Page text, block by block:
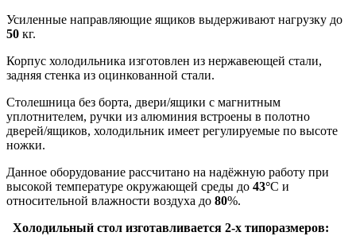
Усиленные направляющие ящиков выдерживают нагрузку до
50 кг.
Корпус холодильника изготовлен из нержавеющей стали,
задняя стенка из оцинкованной стали.
Столешница без борта, двери/ящики с магнитным
уплотнителем, ручки из алюминия встроены в полотно
дверей/ящиков, холодильник имеет регулируемые по высоте
ножки.
Данное оборудование рассчитано на надёжную работу при
высокой температуре окружающей среды до 43°С и
относительной влажности воздуха до 80%.
Холодильный стол изготавливается 2-х типоразмеров: